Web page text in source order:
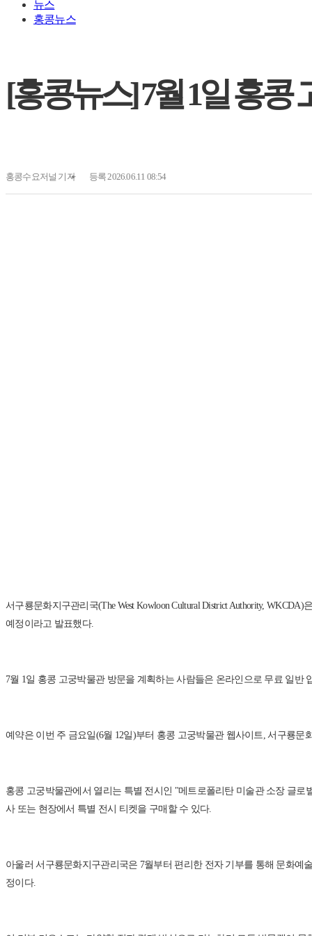
뉴스
홍콩뉴스
[홍콩뉴스] 7월 1일 홍콩
홍콩수요저널 기자 등록 2026.06.11 08:54
서구룡문화지구관리국(The West Kowloon Cultural District Authority,
예정이라고 발표했다.
7월 1일 홍콩 고궁박물관 방문을 계획하는 사람들은 온라인으로 무료 일반
예약은 이번 주 금요일(6월 12일)부터 홍콩 고궁박물관 웹사이트, 서구룡
홍콩 고궁박물관에서 열리는 특별 전시인 "메트로폴리탄 미술관 소장 글
사 또는 현장에서 특별 전시 티켓을 구매할 수 있다.
아울러 서구룡문화지구관리국은 7월부터 편리한 전자 기부를 통해 문화예
정이다.